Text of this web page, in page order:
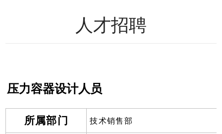
人才招聘
压力容器设计人员
所属部门 技术销售部